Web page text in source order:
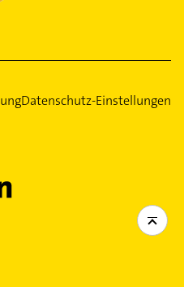
Datenschutz-Einstellungen